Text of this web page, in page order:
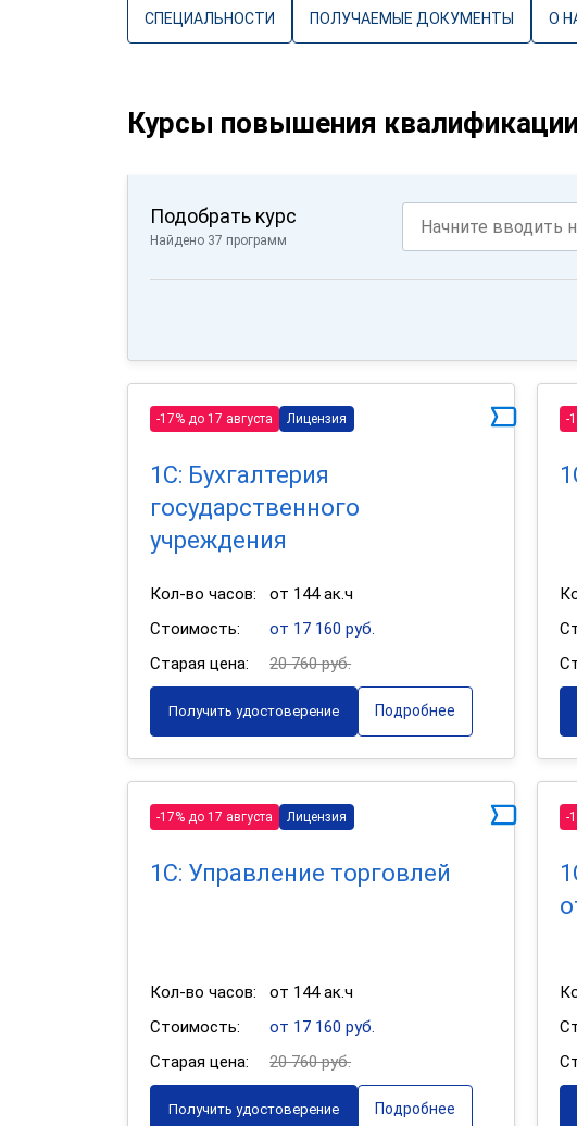
СПЕЦИАЛЬНОСТИ ПОЛУЧАЕМЫЕ ДОКУМЕНТЫ О
Курсы повышения
Подобрать курс
Найдено 37 программ
-17% до 17 августа Лицензия
1С: Бухгалтерия
государственного
учреждения
Кол-во часов:
от 144 ак.ч
Стоимость:
от 17 160 руб.
Старая цена:
20 760 руб.
Получить удостоверение Подробнее
-
-17% до 17 августа Лицензия
1С: Управление торговлей
Кол-во часов:
от 144 ак.ч
Стоимость:
от 17 160 руб.
Старая цена:
20 760 руб.
Получить удостоверение Подробнее
-